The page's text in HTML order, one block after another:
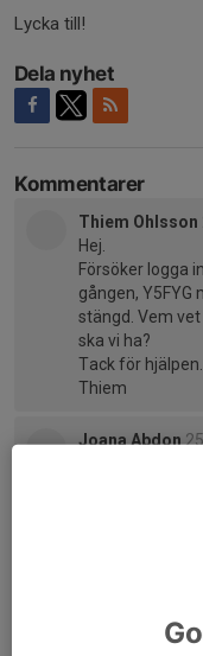
Lycka till!
Dela nyhet
Kommentarer
Thiem Ohlsson
Hej.
Försöker logga
gången,
stängd. Vem
ska vi ha?
Tack för hjälpen.
Thiem
Joana Abdon
https://